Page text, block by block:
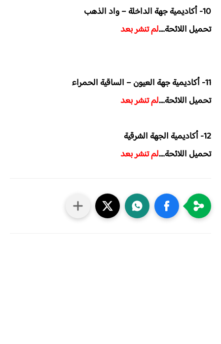
10- أكاديمية جهة الداخلة – واد الذهب
تحميل اللائحة....لم تنشر بعد
11- أكاديمية جهة العيون – الساقية الحمراء
تحميل اللائحة....لم تنشر بعد
12- أكاديمية الجهة الشرقية
تحميل اللائحة....لم تنشر بعد